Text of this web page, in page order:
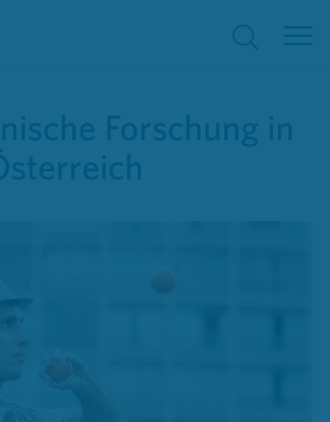
Forschung in